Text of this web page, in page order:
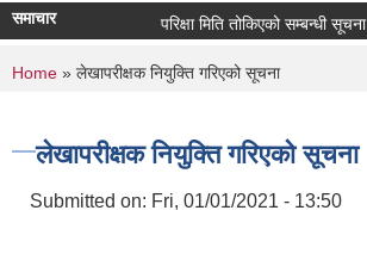
समाचार परिक्षा मिति तोकिएको सम्बन्धी सूचना ।
You are here
Home » लेखापरीक्षक नियुक्ति गरिएको सूचना
लेखापरीक्षक नियुक्ति गरिएको सूचना
Submitted on: Fri, 01/01/2021 - 13:50